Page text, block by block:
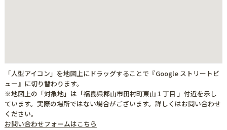
「人型アイコン」を地図上にドラッグすることで『Google ストリートビ
ュー』に切り替わります。
※地図上の「対象地」は「福島県郡山市田村町東山１丁目 」付近を示し
ています。実際の場所ではない場合がございます。詳しくはお問い合わせ
ください。
お問い合わせフォームはこちら